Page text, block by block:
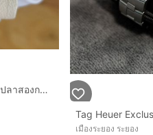
นาฬิกา Tag Heuer ก้างปลาสองกษัตริย์ Boy / Men size
เมืองระยอง ระยอง